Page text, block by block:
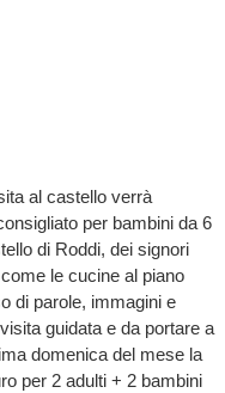
al castello verrà
per bambini da 6
di Roddi, dei signori
le cucine al piano
di parole, immagini e
guidata e da portare a
domenica del mese la
per 2 adulti + 2 bambini